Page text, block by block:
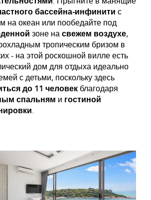
бассейна-инфинити с
на океан или пообедайте под
зоне насвежем воздухе,
тропическим бризом в
- на этой роскошной вилле есть
дом для отдыха идеально
с детьми, поскольку здесь
до 11 человек благодаря
спальням и гостиной
.